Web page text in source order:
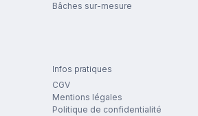
Bâches sur-mesure
Infos pratiques
CGV
Mentions légales
Politique de confidentialité